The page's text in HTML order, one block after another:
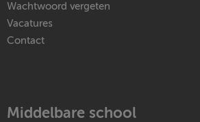
Wachtwoord vergeten
Vacatures
Contact
Middelbare school